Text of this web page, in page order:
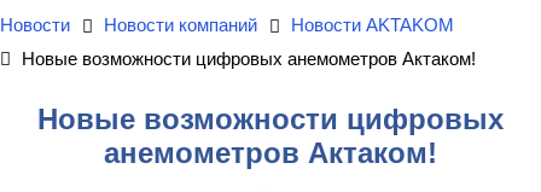
Новости Новости компаний
Новости AKTAKOM
Новые возможности цифровых анемометров Актаком!
Новые возможности цифровых
анемометров Актаком!